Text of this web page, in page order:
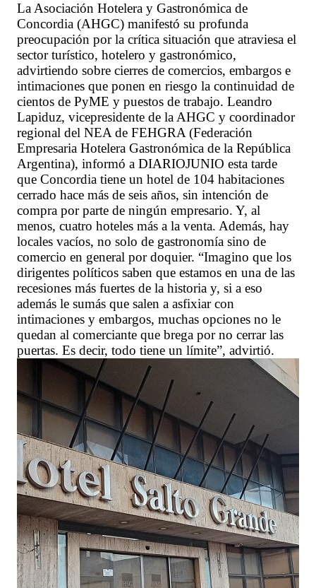
La Asociación Hotelera y Gastronómica de
Concordia (AHGC) manifestó su profunda
preocupación por la crítica situación que atraviesa el
sector turístico, hotelero y gastronómico,
advirtiendo sobre cierres de comercios, embargos e
intimaciones que ponen en riesgo la continuidad de
cientos de PyME y puestos de trabajo. Leandro
Lapiduz, vicepresidente de la AHGC y coordinador
regional del NEA de FEHGRA (Federación
Empresaria Hotelera Gastronómica de la República
Argentina), informó a DIARIOJUNIO esta tarde
que Concordia tiene un hotel de 104 habitaciones
cerrado hace más de seis años, sin intención de
compra por parte de ningún empresario. Y, al
menos, cuatro hoteles más a la venta. Además, hay
locales vacíos, no solo de gastronomía sino de
comercio en general por doquier. “Imagino que los
dirigentes políticos saben que estamos en una de las
recesiones más fuertes de la historia y, si a eso
además le sumás que salen a asfixiar con
intimaciones y embargos, muchas opciones no le
quedan al comerciante que brega por no cerrar las
puertas. Es decir, todo tiene un límite”, advirtió.